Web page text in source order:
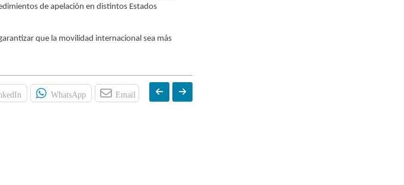
de apelación en distintos Estados
que la movilidad internacional sea más
WhatsApp Email